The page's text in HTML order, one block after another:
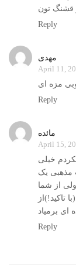
قشنگ تون
Reply
مهدی
April 11,
مزه ای
Reply
مائده
April 15,
خیلی
مذهبی یک
از شما
تاکید!)از
Reply